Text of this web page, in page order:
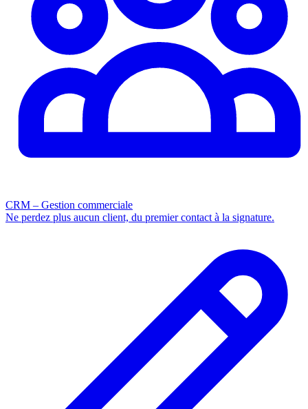
CRM – Gestion commerciale
Ne perdez plus aucun client, du premier contact à la signature.